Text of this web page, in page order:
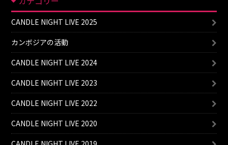
CANDLE NIGHT LIVE 2025
カンボジアの活動
CANDLE NIGHT LIVE 2024
CANDLE NIGHT LIVE 2023
CANDLE NIGHT LIVE 2022
CANDLE NIGHT LIVE 2020